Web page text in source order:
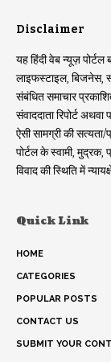
Disclaimer
यह हिंदी वेब न्यूज़
लाइफस्टाइल, बिजनेस,
संबंधित समाचार
संवाददाता रिपोर्ट
ऐसी सामग्री की सत्यता/
पोर्टल के स्वामी, मुद्रक,
विवाद की स्थिति में
Quick Link
HOME
CATEGORIES
POPULAR POSTS
CONTACT US
SUBMIT YOUR